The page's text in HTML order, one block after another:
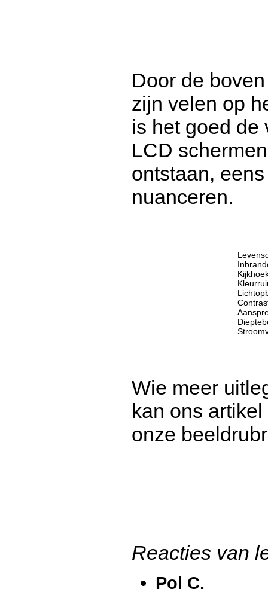
Door de
zijn velen op
is het goed de
LCD
ontstaan,
nuanceren.
Wie meer
kan ons artikel
onze
Reacties van
Pol C.